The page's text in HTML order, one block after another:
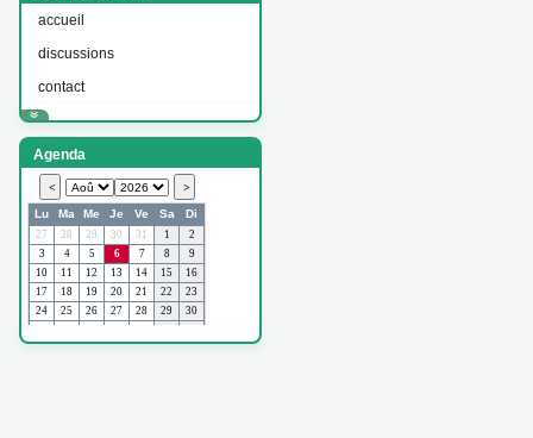
accueil
discussions
contact
Agenda